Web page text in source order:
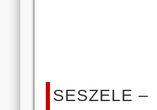
SESZELE –